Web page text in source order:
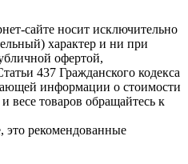
сайте носит исключительно
характер и ни при
офертой,
437 Гражданского кодекса
информации о стоимости
весе товаров обращайтесь к
это рекомендованные